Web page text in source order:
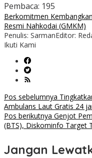
Pembaca: 195
Berkomitmen Kembangkan
Resmi Nahkodai (GMKM)
Penulis: SarmanEditor:
Ikuti Kami
Navigasi
pos
Pos sebelumnya
Ambulans Laut Gratis 24
Pos berikutnya Genjot
(BTS), Diskominfo Target
Jangan